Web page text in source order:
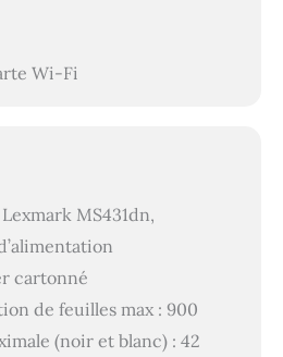
Wi-Fi
MS431dn,
cartonné
de feuilles max : 900
(noir et blanc) : 42